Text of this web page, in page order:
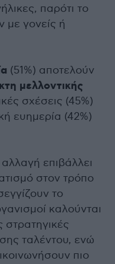
παρότι το
με γονείς ή
(51%) αποτελούν
μελλοντικής
σχέσεις (45%)
ευημερία (42%)
επιβάλλει
στον τρόπο
το
καλούνται
στρατηγικές
ταλέντου, ενώ
πιο